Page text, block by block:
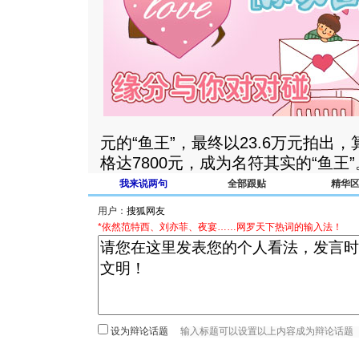
元的“鱼王”，最终以23.6万元拍出
格达7800元，成为名符其实的“鱼王
我来说两句 全部跟贴 精华区
用户：
*依然范特西、刘亦菲、夜宴……网罗天下热词的输入法！
设为辩论话题